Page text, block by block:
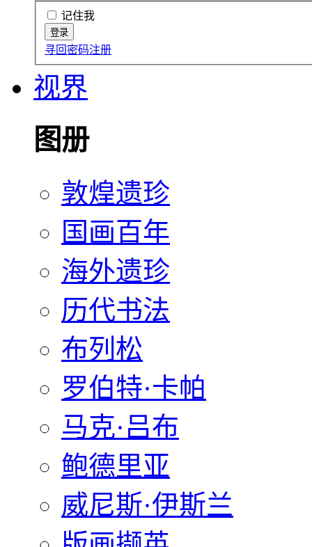
记住我
寻回密码注册
视界
图册
敦煌遗珍
国画百年
海外遗珍
历代书法
布列松
罗伯特·卡帕
马克·吕布
鲍德里亚
威尼斯·伊斯兰